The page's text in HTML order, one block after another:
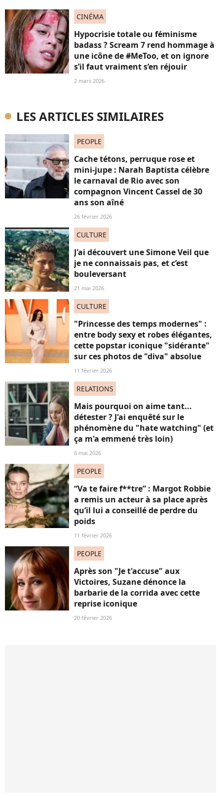
CINÉMA
Hypocrisie totale ou féminisme
badass ? Scream 7 rend hommage à
une icône de #MeToo, et on ignore
s’il faut vraiment s’en réjouir
2 mars 2026
LES ARTICLES SIMILAIRES
PEOPLE
Cache tétons, perruque rose et
mini-jupe : Narah Baptista célèbre
le carnaval de Rio avec son
compagnon Vincent Cassel de 30
ans son aîné
26 février 2026
CULTURE
J'ai découvert une Simone Veil que
je ne connaissais pas, et c’est
bouleversant
21 mai 2026
CULTURE
"Princesse des temps modernes" :
entre body sexy et robes élégantes,
cette popstar iconique "sidérante"
sur ces photos de "diva" absolue
11 février 2026
RELATIONS
Mais pourquoi on aime tant...
détester ? J'ai enquêté sur le
phénomène du "hate watching" (et
ça m'a emmené très loin)
6 mai 2026
PEOPLE
“Va te faire f**tre” : Margot Robbie
a remis un acteur à sa place après
qu’il lui a conseillé de perdre du
poids
11 février 2026
PEOPLE
Après son "Je t'accuse" aux
Victoires, Suzane dénonce la
barbarie de la corrida avec cette
reprise iconique
20 février 2026